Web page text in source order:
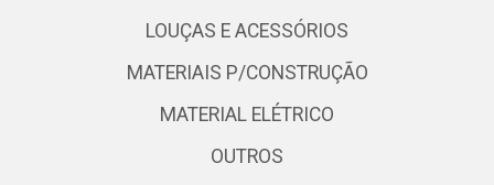
LOUÇAS E ACESSÓRIOS
MATERIAIS P/CONSTRUÇÃO
MATERIAL ELÉTRICO
OUTROS